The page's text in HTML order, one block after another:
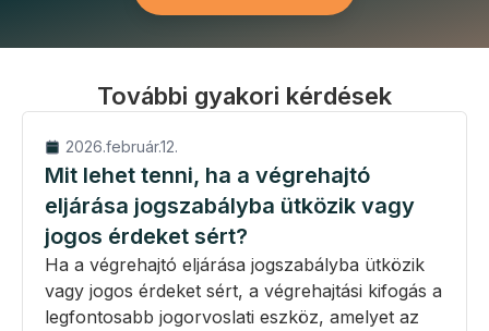
További gyakori kérdések
2026.február.12.
Mit lehet tenni, ha a végrehajtó
eljárása jogszabályba ütközik vagy
jogos érdeket sért?
Ha a végrehajtó eljárása jogszabályba ütközik
vagy jogos érdeket sért, a végrehajtási kifogás a
legfontosabb jogorvoslati eszköz, amelyet az